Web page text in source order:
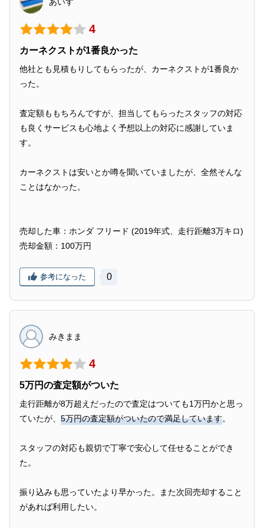
4
カーネクストが1番良かった
他社とも見積もりしてもらったが、カーネクストが1番良か
った。
査定額ももちろんですが、担当してもらったスタッフの対応
も良くサービスも心地よく予想以上の対応に感謝していま
す。
カーネクストは安いとか噂を聞いていましたが、全然そんな
ことはなかった。
売却した車：ホンダ フリード (2019年式、走行距離3万キロ)
売却金額：100万円
参考になった 0
みきまま
4
5万円の査定額がついた
走行距離が8万超えだったので査定はついても1万円かと思っ
ていたが、 5万円の査定額がついたので満足しています。
スタッフの対応も親切で丁寧で安心して任せることができ
た。
振り込みも思っていたより早かった。また次回売却すること
があれば利用したい。